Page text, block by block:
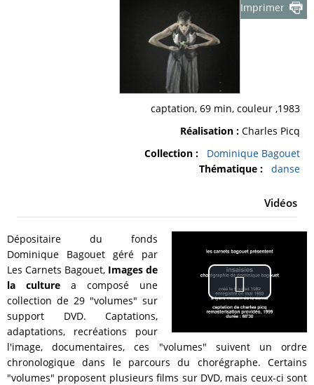
Imprimer
1983, captation, 69 min, couleur
Réalisation : Charles Picq
Collection :
Dominique Bagouet
Thématique :
danse
Vidéos
Play
Video
Dépositaire du fonds
Dominique Bagouet géré par
Les Carnets Bagouet, Images de
la culturea composé une
collection de 29 "volumes" sur
support DVD. Captations,
adaptations, recréations pour
l'image, documentaires, ces "volumes" suivent un ordre
chronologique dans le parcours du chorégraphe. Certains
"volumes" proposent plusieurs films sur DVD, mais ceux-ci sont